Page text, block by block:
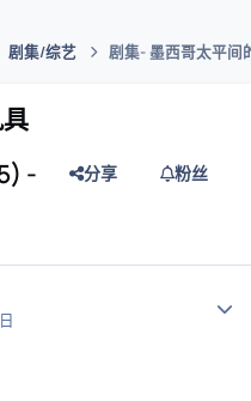
剧集/综艺 剧集- 墨西哥太平
-
分享 粉丝